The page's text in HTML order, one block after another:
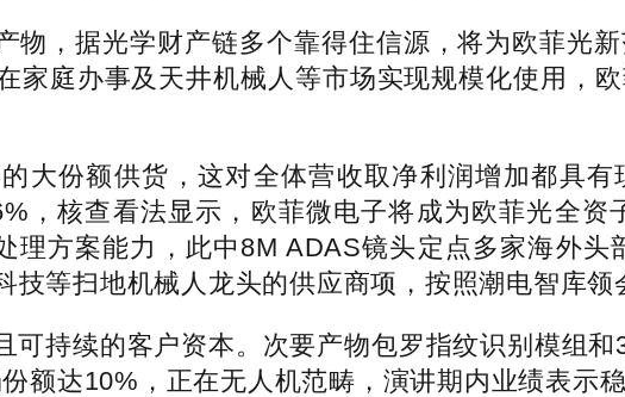
，据光学财产链多个靠得住信源，将为欧菲光新
家庭办事及天井机械人等市场实现规模化使用，
份额供货，这对全体营收取净利润增加都具有
，核查看法显示，欧菲微电子将成为欧菲光全资
方案能力，此中8M ADAS镜头定点多家海外头
等扫地机械人龙头的供应商项，按照潮电智库领
持续的客户资本。次要产物包罗指纹识别模组和
额达10%，正在无人机范畴，演讲期内业绩表示